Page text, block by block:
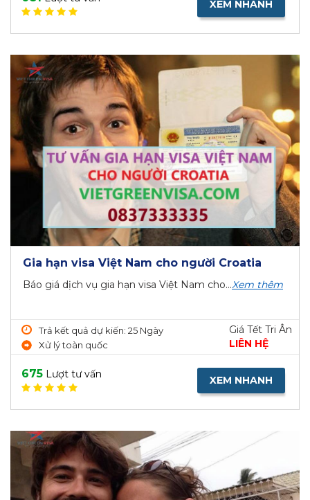
XEM NHANH
Gia hạn visa Việt Nam cho người Croatia
Báo giá dịch vụ gia hạn visa Việt Nam cho...Xem thêm
Trả kết quả dự kiến: 25 Ngày
Xử lý toàn quốc
Giá Tết Tri Ân
LIÊN HỆ
675 Lượt tư vấn XEM NHANH